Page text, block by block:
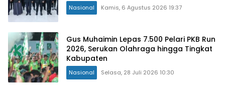
Nasional Kamis, 6 Agustus 2026 19:37
Gus Muhaimin Lepas 7.500 Pelari PKB Run
2026, Serukan Olahraga hingga Tingkat
Kabupaten
Nasional Selasa, 28 Juli 2026 10:30